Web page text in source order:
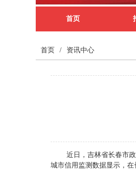
首页
首页 / 资讯中心
近日，吉林省长春市
城市信用监测数据显示，在